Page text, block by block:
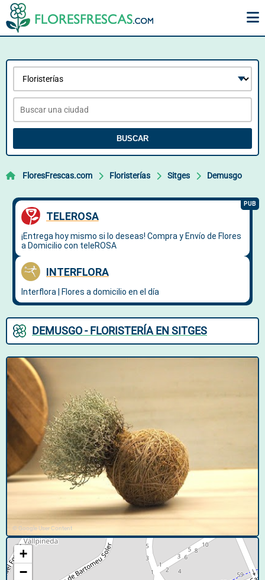
BUSCAR
FloresFrescas.com Floristerías Sitges Demusgo
DEMUSGO - FLORISTERÍA EN SITGES
© Google User Content
+
−